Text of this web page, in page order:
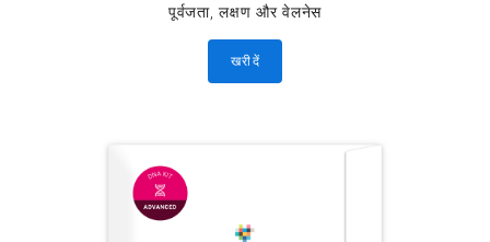
पूर्वजता, लक्षण और वेलनेस
खरीदें